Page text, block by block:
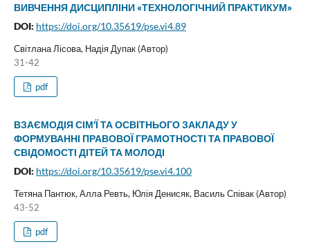
ВИВЧЕННЯ ДИСЦИПЛІНИ «ТЕХНОЛОГІЧНИЙ ПРАКТИКУМ»
DOI: https://doi.org/10.35619/pse.vi4.89
Світлана Лісова, Надія Дупак (Автор)
31-42
pdf
ВЗАЄМОДІЯ СІМ′Ї ТА ОСВІТНЬОГО ЗАКЛАДУ У
ФОРМУВАННІ ПРАВОВОЇ ГРАМОТНОСТІ ТА ПРАВОВОЇ
СВІДОМОСТІ ДІТЕЙ ТА МОЛОДІ
DOI: https://doi.org/10.35619/pse.vi4.100
Тетяна Пантюк, Алла Ревть, Юлія Денисяк, Василь Співак (Автор)
43-52
pdf